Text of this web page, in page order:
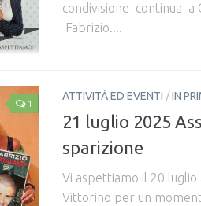
condivisione continua a
Fabrizio....
1
ATTIVITÀ ED EVENTI /IN
21 luglio 2025
sparizione
Vi aspettiamo il 20
Vittorino per un